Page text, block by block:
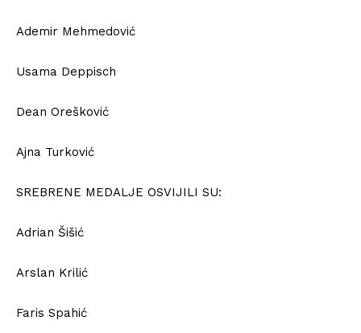
Ademir Mehmedović
Usama Deppisch
Dean Orešković
Ajna Turković
SREBRENE MEDALJE OSVIJILI SU:
Adrian Šišić
Arslan Krilić
Faris Spahić